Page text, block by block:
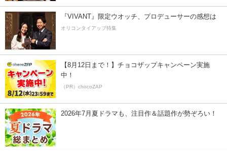
『VIVANT』限定ウオッチ、プロデューサーの感想は
オリコンタイアップ特集
【8月12日まで！】チョコザップキャンペーン実施
中！
（PR）chocoZAP
2026年7月夏ドラマも、注目作＆話題作が勢ぞろい！